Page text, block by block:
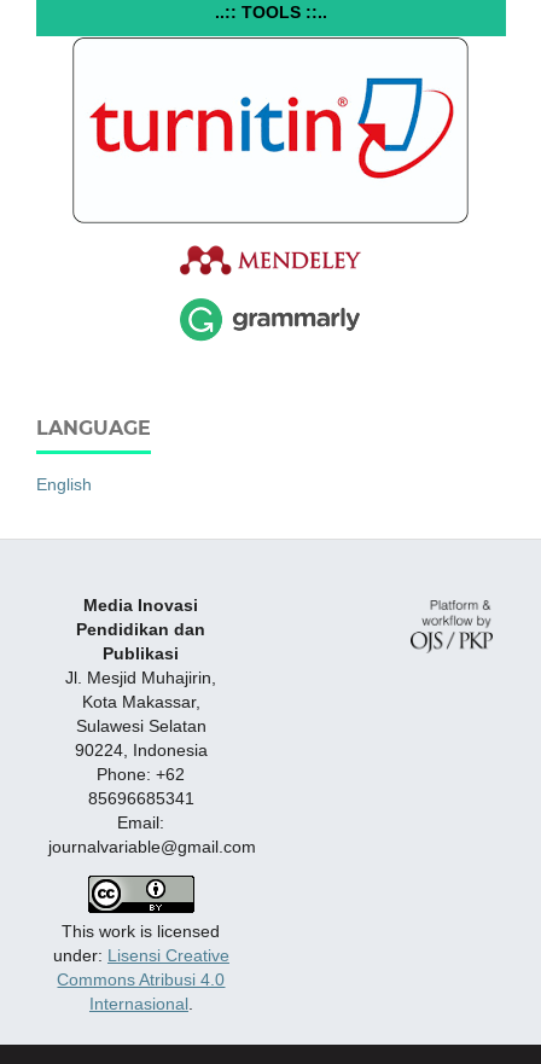
..:: TOOLS ::..
LANGUAGE
English
Media Inovasi
Pendidikan dan
Publikasi
Jl. Mesjid Muhajirin,
Kota Makassar,
Sulawesi Selatan
90224, Indonesia
Phone: +62
85696685341
Email:
journalvariable@gmail.com
This work is licensed
under: Lisensi Creative
Commons Atribusi 4.0
Internasional.